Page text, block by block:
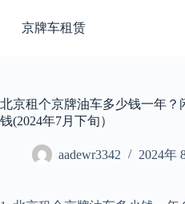
过
京牌车租赁
北京租个京牌油车多少钱一年？
钱(2024年7月下旬）
aadewr3342 2024年